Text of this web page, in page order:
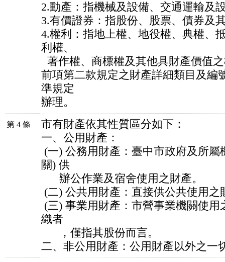
2.動產：指機械及設備、交通運輸及
3.有價證券：指股份、股票、債券及
4.權利：指地上權、地役權、典權、
利權、
著作權、商標權及其他具財產價值
前項第二款規定之財產詳細類目及編
準規定
辦理。
第 4 條
市有財產依其性質區分如下：
一、公用財產：
(一) 公務用財產：臺中市政府及所
關) 供
辦公作業及宿舍使用之財產。
(二) 公共用財產：直接供公共使用之
(三) 事業用財產：市營事業機關使
織者
，僅指其股份而言。
二、非公用財產：公用財產以外之一